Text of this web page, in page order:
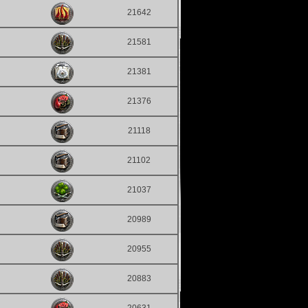
21642
21581
21381
21376
21118
21102
21037
20989
20955
20883